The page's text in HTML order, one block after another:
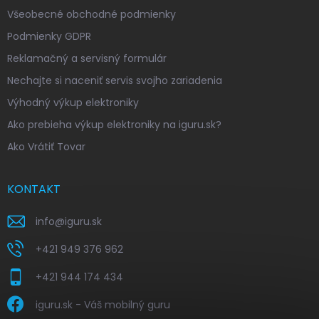
Všeobecné obchodné podmienky
Podmienky GDPR
Reklamačný a servisný formulár
Nechajte si naceniť servis svojho zariadenia
Výhodný výkup elektroniky
Ako prebieha výkup elektroniky na iguru.sk?
Ako Vrátiť Tovar
KONTAKT
info@iguru.sk
+421 949 376 962
+421 944 174 434
iguru.sk - Váš mobilný guru